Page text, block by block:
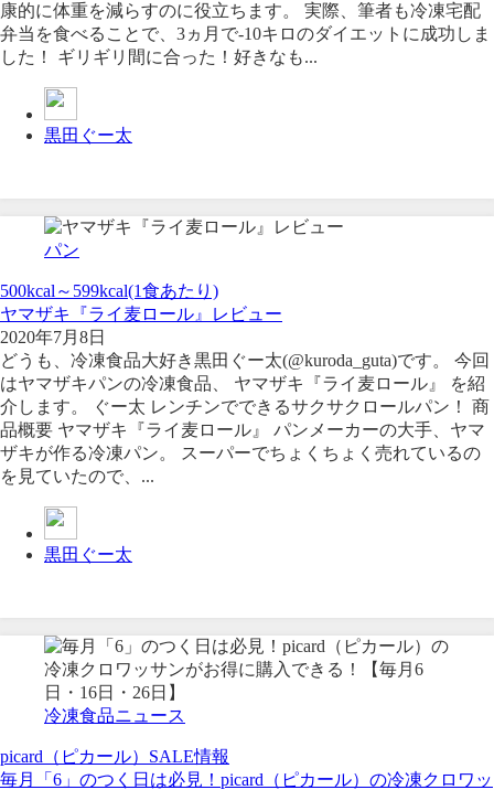
康的に体重を減らすのに役立ちます。 実際、筆者も冷凍宅配
弁当を食べることで、3ヵ月で-10キロのダイエットに成功しま
した！ ギリギリ間に合った！好きなも...
黒田ぐー太
パン
500kcal～599kcal(1食あたり)
ヤマザキ『ライ麦ロール』レビュー
2020年7月8日
どうも、冷凍食品大好き黒田ぐー太(@kuroda_guta)です。 今回
はヤマザキパンの冷凍食品、 ヤマザキ『ライ麦ロール』 を紹
介します。 ぐー太 レンチンでできるサクサクロールパン！ 商
品概要 ヤマザキ『ライ麦ロール』 パンメーカーの大手、ヤマ
ザキが作る冷凍パン。 スーパーでちょくちょく売れているの
を見ていたので、...
黒田ぐー太
冷凍食品ニュース
picard（ピカール） SALE情報
毎月「6」のつく日は必見！picard（ピカール）の冷凍クロワッ